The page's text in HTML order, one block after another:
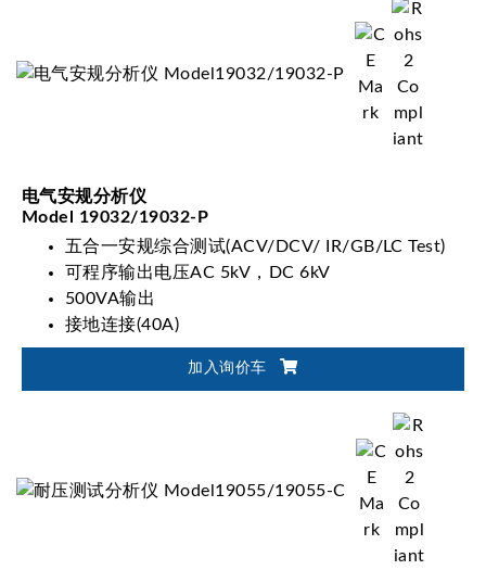
电气安规分析仪
Model 19032/19032-P
五合一安规综合测试(ACV/DCV/ IR/GB/LC Test)
可程序输出电压AC 5kV，DC 6kV
500VA输出
接地连接(40A)
加入询价车